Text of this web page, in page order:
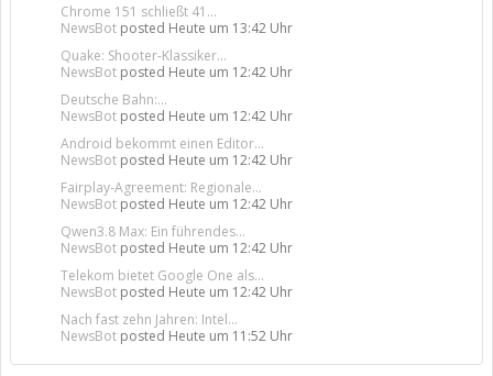
Chrome 151 schließt 41...
NewsBot posted Heute um 13:42 Uhr
Quake: Shooter-Klassiker...
NewsBot posted Heute um 12:42 Uhr
Deutsche Bahn:...
NewsBot posted Heute um 12:42 Uhr
Android bekommt einen Editor...
NewsBot posted Heute um 12:42 Uhr
Fairplay-Agreement: Regionale...
NewsBot posted Heute um 12:42 Uhr
Qwen3.8 Max: Ein führendes...
NewsBot posted Heute um 12:42 Uhr
Telekom bietet Google One als...
NewsBot posted Heute um 12:42 Uhr
Nach fast zehn Jahren: Intel...
NewsBot posted Heute um 11:52 Uhr